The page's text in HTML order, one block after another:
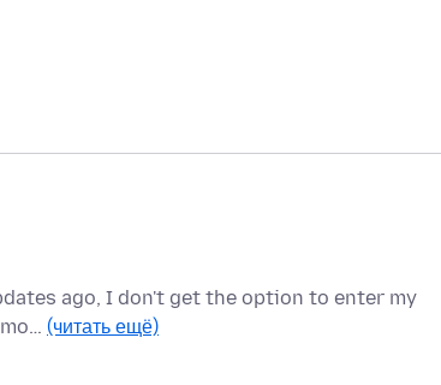
ago, I don't get the option to enter my
(читать ещё)